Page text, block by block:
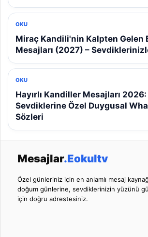
OKU
Miraç Kandili'nin Kalpten Gelen
Mesajları (2027) –
OKU
Hayırlı Kandiller Mesajları
Sevdiklerine Özel Duygusal
Sözleri
Mesajlar.Eokultv
Özel günleriniz için en anlamlı mesaj
doğum günlerine, sevdiklerinizin yüzünü
için doğru adrestesiniz.